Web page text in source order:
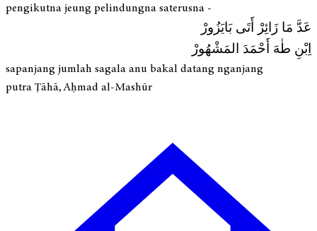
pengikutna jeung pelindungna saterusna -
عَدَّ مَا زَائِرْ أَتَى بَايَزُورْ
اِبْنِ طٰهَ أَحْمَدَ المَشْهُورْ
sapanjang jumlah sagala anu bakal datang nganjang
putra Ṭāhā, Aḥmad al-Mashūr